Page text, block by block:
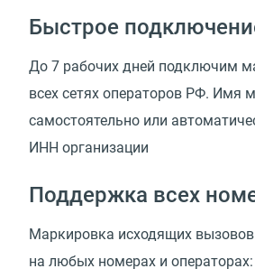
Быстрое
До 7 рабочих дней подключим
всех сетях операторов РФ. Имя
самостоятельно или
ИНН организации
Поддержка всех
Маркировка исходящих
на любых номерах и